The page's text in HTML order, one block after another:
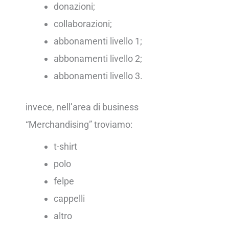
donazioni;
collaborazioni;
abbonamenti livello 1;
abbonamenti livello 2;
abbonamenti livello 3.
invece, nell’area di business
“Merchandising” troviamo:
t-shirt
polo
felpe
cappelli
altro